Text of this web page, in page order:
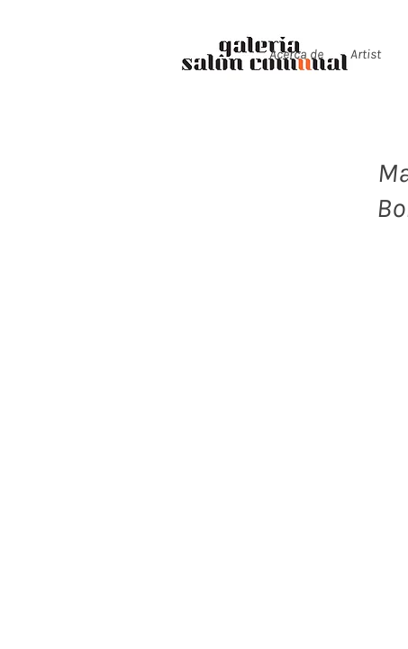
Acerca de Artist